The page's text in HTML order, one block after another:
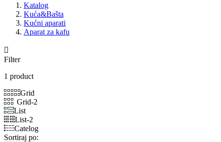
Katalog
Kuća&Bašta
Kućni aparati
Aparat za kafu

Filter
1 product
Grid
Grid-2
List
List-2
Catelog
Sortiraj po: